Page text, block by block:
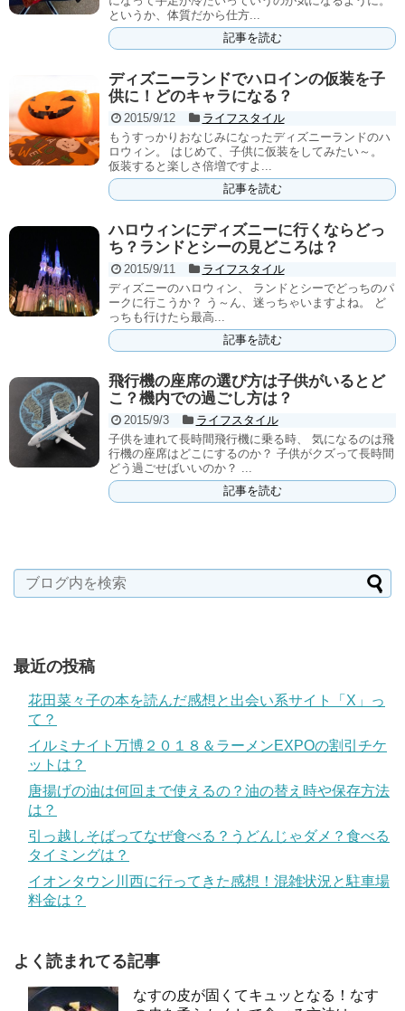
というか、体質だから仕方...
記事を読む
ディズニーランドでハロインの仮装を子
供に！どのキャラになる？
2015/9/12
ライフスタイル
もうすっかりおなじみになったディズニーランドのハ
ロウィン。 はじめて、子供に仮装をしてみたい～。
仮装すると楽しさ倍増ですよ...
記事を読む
ハロウィンにディズニーに行くならどっ
ち？ランドとシーの見どころは？
2015/9/11
ライフスタイル
ディズニーのハロウィン、 ランドとシーでどっちのパ
ークに行こうか？ う～ん、迷っちゃいますよね。 ど
っちも行けたら最高...
記事を読む
飛行機の座席の選び方は子供がいるとど
こ？機内での過ごし方は？
2015/9/3
ライフスタイル
子供を連れて長時間飛行機に乗る時、 気になるのは飛
行機の座席はどこにするのか？ 子供がクズって長時間
どう過ごせばいいのか？ ...
記事を読む
最近の投稿
花田菜々子の本を読んだ感想と出会い系サイト「X」っ
て？
イルミナイト万博２０１８＆ラーメンEXPOの割引チケ
ットは？
唐揚げの油は何回まで使えるの？油の替え時や保存方法
は？
引っ越しそばってなぜ食べる？うどんじゃダメ？食べる
タイミングは？
イオンタウン川西に行ってきた感想！混雑状況と駐車場
料金は？
よく読まれてる記事
なすの皮が固くてキュッとなる！なす